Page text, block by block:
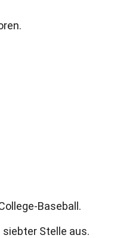
Baseball.
siebter Stelle aus.